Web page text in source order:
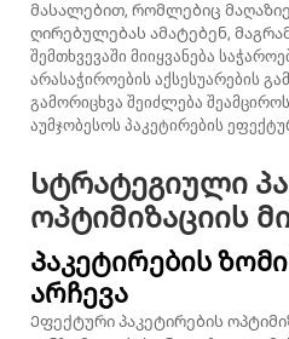
მასალებით, რომლებიც
ღირებულებას ამატებენ, მაგრამ
შემთხვევაში მიიყვანება
არასაჭიროების აქსესუარების
გამორიცხვა შეიძლება
აუმჯობესოს პაკეტირების
Სტრატეგიული
ოპტიმიზაციის
Პაკეტირების
არჩევა
Ეფექტური პაკეტირების